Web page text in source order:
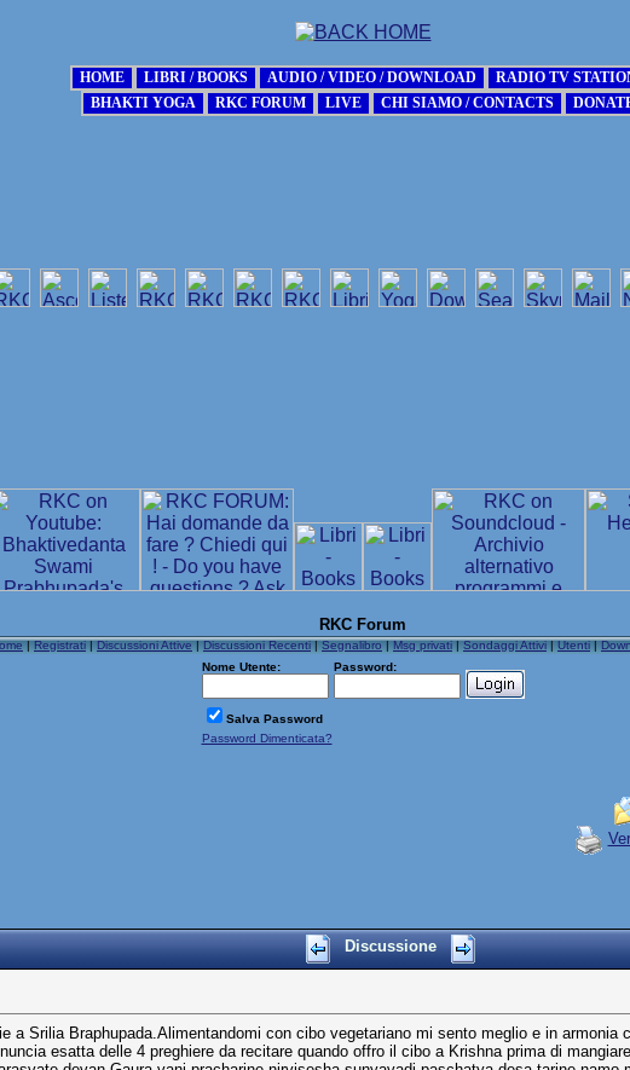
RKC Forum
|Registrati|Discussioni Attive|Discussioni Recenti|Segnalibro|Msg privati|Sondaggi Attivi|Utenti|
Nome Utente:
Password:
Salva Password
Password Dimenticata?
Discussione
a Srilia Braphupada.Alimentandomi con cibo vegetariano mi sento meglio e in
esatta delle 4 preghiere da recitare quando offro il cibo a Krishna prima di